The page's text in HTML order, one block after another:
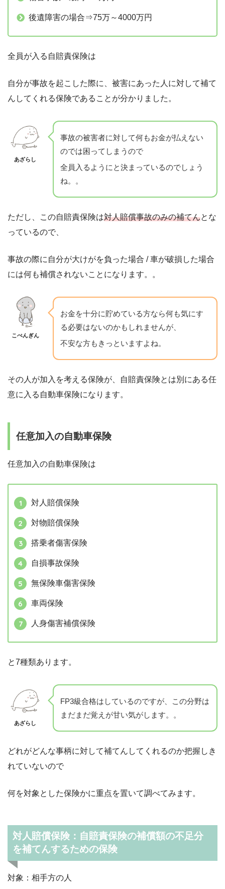
後遺障害の場合⇒75万～4000万円
全員が入る自賠責保険は
自分が事故を起こした際に、被害にあった人に対して補て
んしてくれる保険であることが分かりました。
あざらし
事故の被害者に対して何もお金が払えない
のでは困ってしまうので
全員入るようにと決まっているのでしょう
ね。。
ただし、この自賠責保険は対人賠償事故のみの補てんとな
っているので、
事故の際に自分が大けがを負った場合 / 車が破損した場合
には何も補償されないことになります。。
こぺんぎん
お金を十分に貯めている方なら何も気にす
る必要はないのかもしれませんが、
不安な方もきっといますよね。
その人が加入を考える保険が、自賠責保険とは別にある任
意に入る自動車保険になります。
任意加入の自動車保険
任意加入の自動車保険は
対人賠償保険
対物賠償保険
搭乗者傷害保険
自損事故保険
無保険車傷害保険
車両保険
人身傷害補償保険
と7種類あります。
あざらし
FP3級合格はしているのですが、この分野は
まだまだ覚えが甘い気がします。。
どれがどんな事柄に対して補てんしてくれるのか把握しき
れていないので
何を対象とした保険かに重点を置いて調べてみます。
対人賠償保険：自賠責保険の補償額の不足分
を補てんするための保険
対象：相手方の人